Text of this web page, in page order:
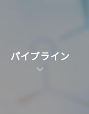
パイプライン